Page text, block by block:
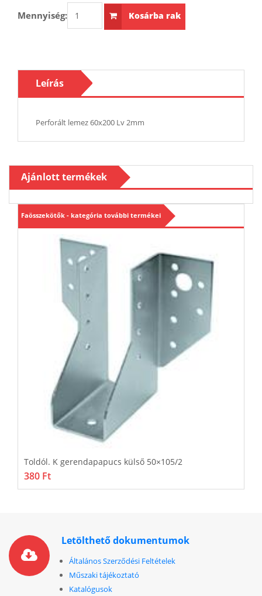
Mennyiség: Kosárba rak
Leírás
Perforált lemez 60x200 Lv 2mm
Ajánlott termékek
Faösszekötők - kategória további termékei
Toldól. K gerendapapucs külső 50×105/2
380 Ft
Letölthető dokumentumok
Általános Szerződési Feltételek
Műszaki tájékoztató
Katalógusok